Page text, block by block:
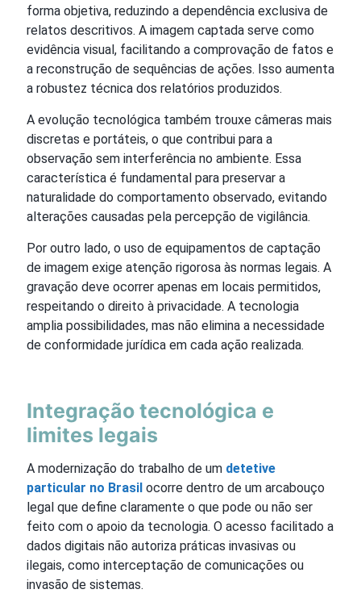
forma objetiva, reduzindo a dependência exclusiva de
relatos descritivos. A imagem captada serve como
evidência visual, facilitando a comprovação de fatos e
a reconstrução de sequências de ações. Isso aumenta
a robustez técnica dos relatórios produzidos.
A evolução tecnológica também trouxe câmeras mais
discretas e portáteis, o que contribui para a
observação sem interferência no ambiente. Essa
característica é fundamental para preservar a
naturalidade do comportamento observado, evitando
alterações causadas pela percepção de vigilância.
Por outro lado, o uso de equipamentos de captação
de imagem exige atenção rigorosa às normas legais. A
gravação deve ocorrer apenas em locais permitidos,
respeitando o direito à privacidade. A tecnologia
amplia possibilidades, mas não elimina a necessidade
de conformidade jurídica em cada ação realizada.
Integração tecnológica e
limites legais
A modernização do trabalho de um detetive
particular no Brasil ocorre dentro de um arcabouço
legal que define claramente o que pode ou não ser
feito com o apoio da tecnologia. O acesso facilitado a
dados digitais não autoriza práticas invasivas ou
ilegais, como interceptação de comunicações ou
invasão de sistemas.